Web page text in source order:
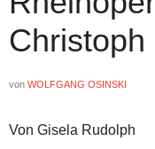
Christoph
von WOLFGANG OSINSKI
Von Gisela Rudolph